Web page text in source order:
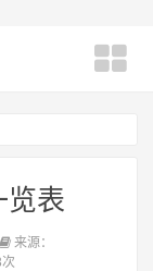
览表
来源：